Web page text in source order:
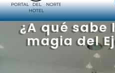
¿A qué
magia del